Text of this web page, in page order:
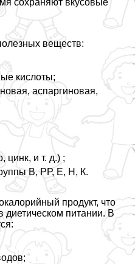
сохраняют вкусовые
веществ:
кислоты;
аспаргиновая,
цинк, и т. д.) ;
В, РР, Е, Н, К.
продукт, что
диетическом питании. В